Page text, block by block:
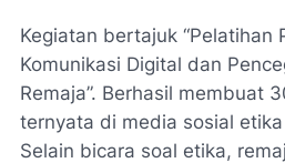
Kegiatan bertajuk “Pelatihan
Komunikasi Digital dan
Remaja”. Berhasil membuat
ternyata di media sosial
Selain bicara soal etika,